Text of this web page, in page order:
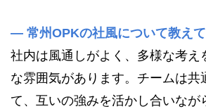
— 常州OPKの社風について教えて
社内は風通しがよく、多様な考え
な雰囲気があります。チームは共
て、互いの強みを活かし合いなが